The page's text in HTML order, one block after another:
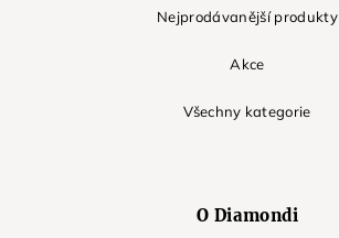
Nejprodávanější produkty
Akce
Všechny kategorie
O Diamondi